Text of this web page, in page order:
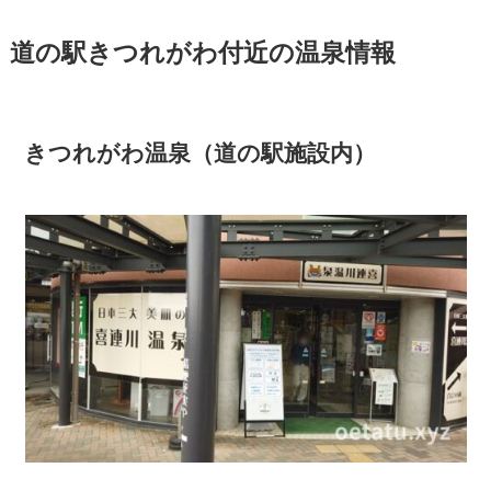
道の駅きつれがわ付近の温泉情報
きつれがわ温泉（道の駅施設内）